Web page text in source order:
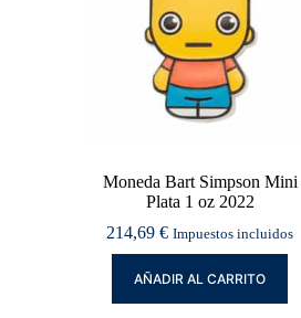
Moneda Bart Simpson Mini
Plata 1 oz 2022
214,69€ Impuestos incluidos
AÑADIR AL CARRITO